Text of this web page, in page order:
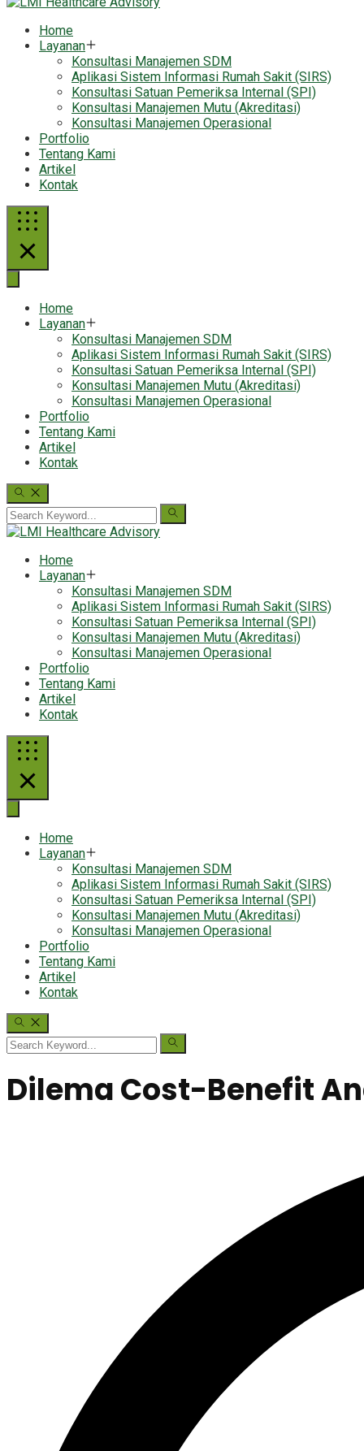
Home
Layanan
Konsultasi Manajemen SDM
Aplikasi Sistem Informasi Rumah Sakit (SIRS)
Konsultasi Satuan Pemeriksa Internal (SPI)
Konsultasi Manajemen Mutu (Akreditasi)
Konsultasi Manajemen Operasional
Portfolio
Tentang Kami
Artikel
Kontak
Home
Layanan
Konsultasi Manajemen SDM
Aplikasi Sistem Informasi Rumah Sakit (SIRS)
Konsultasi Satuan Pemeriksa Internal (SPI)
Konsultasi Manajemen Mutu (Akreditasi)
Konsultasi Manajemen Operasional
Portfolio
Tentang Kami
Artikel
Kontak
Home
Layanan
Konsultasi Manajemen SDM
Aplikasi Sistem Informasi Rumah Sakit (SIRS)
Konsultasi Satuan Pemeriksa Internal (SPI)
Konsultasi Manajemen Mutu (Akreditasi)
Konsultasi Manajemen Operasional
Portfolio
Tentang Kami
Artikel
Kontak
Home
Layanan
Konsultasi Manajemen SDM
Aplikasi Sistem Informasi Rumah Sakit (SIRS)
Konsultasi Satuan Pemeriksa Internal (SPI)
Konsultasi Manajemen Mutu (Akreditasi)
Konsultasi Manajemen Operasional
Portfolio
Tentang Kami
Artikel
Kontak
Dilema Cost-Benefit